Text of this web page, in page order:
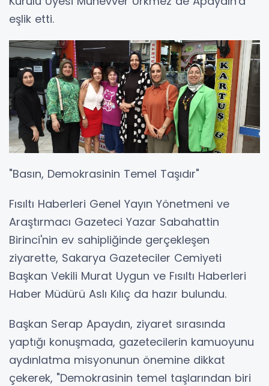
eşlik etti.
"Basın, Demokrasinin Temel Taşıdır"
Fısıltı Haberleri Genel Yayın Yönetmeni ve
Araştırmacı Gazeteci Yazar Sabahattin
Birinci'nin ev sahipliğinde gerçekleşen
ziyarette, Sakarya Gazeteciler Cemiyeti
Başkan Vekili Murat Uygun ve Fısıltı Haberleri
Haber Müdürü Aslı Kılıç da hazır bulundu.
Başkan Serap Apaydın, ziyaret sırasında
yaptığı konuşmada, gazetecilerin kamuoyunu
aydınlatma misyonunun önemine dikkat
çekerek, "Demokrasinin temel taşlarından biri